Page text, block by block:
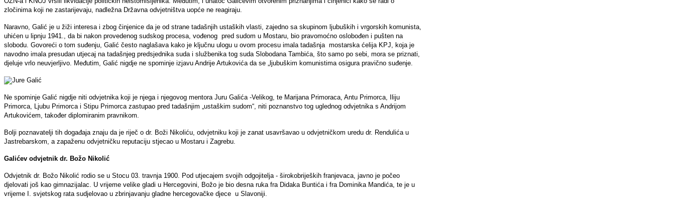
zločinima koji ne zastarijevaju, nadležna Državna odvjetništva uopće ne reagiraju.
Naravno, Galić je u žiži interesa i zbog činjenice da je od strane tadašnjih ustaških vlasti, zajedno sa skupinom ljubuških i vrgorskih komunista,
uhićen u lipnju 1941., da bi nakon provedenog sudskog procesa, vođenog pred sudom u Mostaru, bio pravomoćno oslobođen i pušten na
slobodu. Govoreći o tom suđenju, Galić često naglašava kako je ključnu ulogu u ovom procesu imala tadašnja mostarska ćelija KPJ, koja je
navodno imala presudan utjecaj na tadašnjeg predsjednika suda i službenika tog suda Slobodana Tambića, što samo po sebi, mora se priznati,
djeluje vrlo neuvjerljivo. Međutim, Galić nigdje ne spominje izjavu Andrije Artukovića da se „ljubuškim komunistima osigura pravično suđenje.
Ne spominje Galić nigdje niti odvjetnika koji je njega i njegovog mentora Juru Galića -Velikog, te Marijana Primoraca, Antu Primorca, Iliju
Primorca, Ljubu Primorca i Stipu Primorca zastupao pred tadašnjim „ustaškim sudom“, niti poznanstvo tog uglednog odvjetnika s Andrijom
Artukovićem, također diplomiranim pravnikom.
Bolji poznavatelji tih događaja znaju da je riječ o dr. Boži Nikoliću, odvjetniku koji je zanat usavršavao u odvjetničkom uredu dr. Rendulića u
Jastrebarskom, a zapaženu odvjetničku reputaciju stjecao u Mostaru i Zagrebu.
Galićev odvjetnik dr. Božo Nikolić
Odvjetnik dr. Božo Nikolić rodio se u Stocu 03. travnja 1900. Pod utjecajem svojih odgojitelja - širokobrijeških franjevaca, javno je počeo
djelovati još kao gimnazijalac. U vrijeme velike gladi u Hercegovini, Božo je bio desna ruka fra Didaka Buntića i fra Dominika Mandića, te je u
vrijeme I. svjetskog rata sudjelovao u zbrinjavanju gladne hercegovačke djece u Slavoniji.